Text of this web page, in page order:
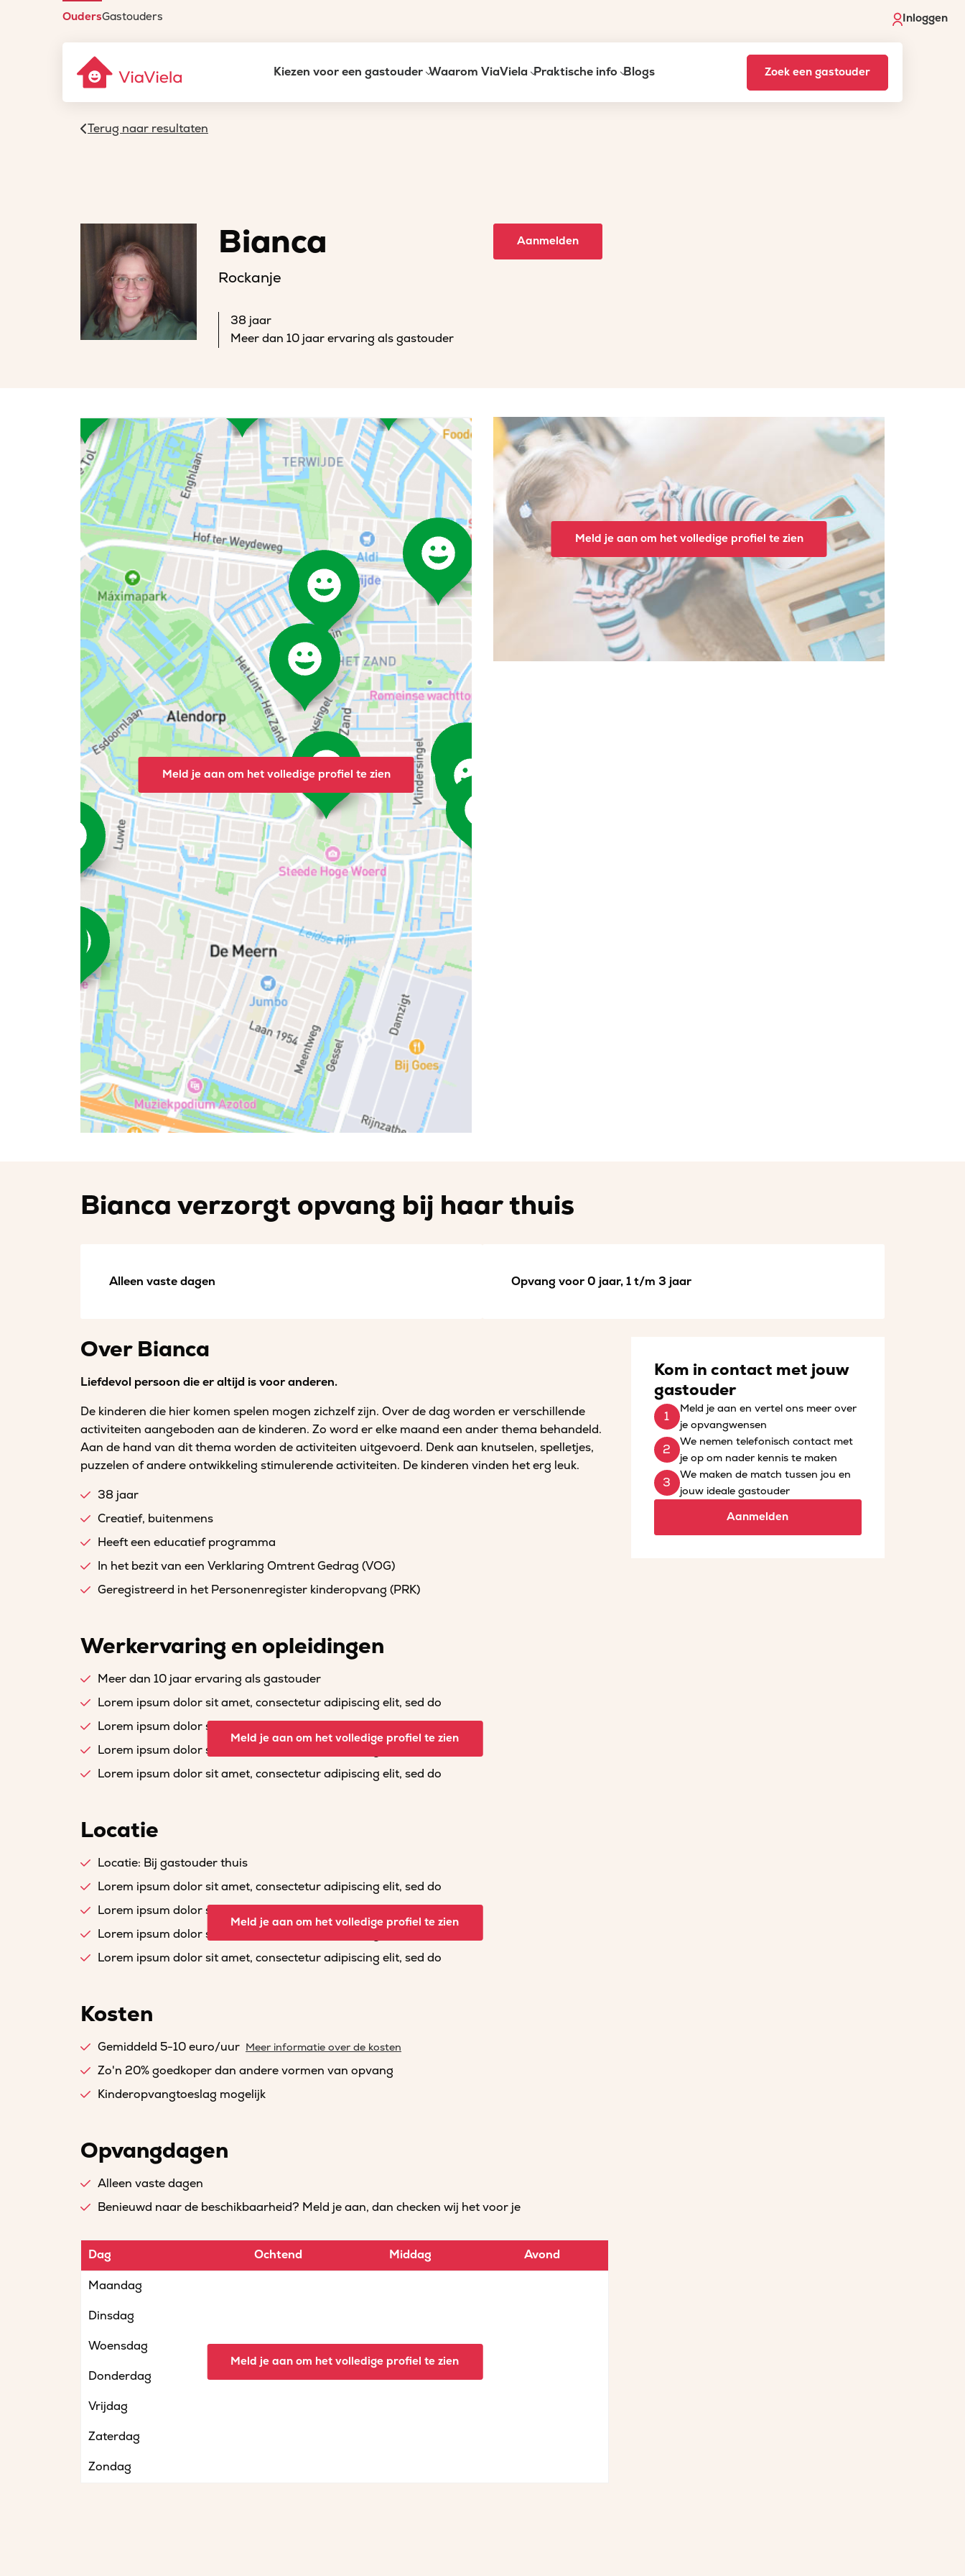
OudersGastouders Inloggen
Kiezen voor een gastouder Waarom ViaViela Praktische info Blogs Zoek een gastouder
Terug naar resultaten
Bianca
Rockanje
38 jaar
Meer dan 10 jaar ervaring als gastouder
Aanmelden
Meld je aan om het volledige profiel te zien
Meld je aan om het volledige profiel te zien
Bianca verzorgt opvang bij haar thuis
Alleen vaste dagen Opvang voor 0 jaar, 1 t/m 3 jaar
Over Bianca
Liefdevol persoon die er altijd is voor anderen.
De kinderen die hier komen spelen mogen zichzelf zijn. Over de dag worden er verschillende
activiteiten aangeboden aan de kinderen. Zo word er elke maand een ander thema behandeld.
Aan de hand van dit thema worden de activiteiten uitgevoerd. Denk aan knutselen, spelletjes,
puzzelen of andere ontwikkeling stimulerende activiteiten. De kinderen vinden het erg leuk.
38 jaar
Creatief, buitenmens
Heeft een educatief programma
In het bezit van een Verklaring Omtrent Gedrag (VOG)
Geregistreerd in het Personenregister kinderopvang (PRK)
Kom in contact met jouw
gastouder
Meld je aan en vertel ons meer over
je opvangwensen
We nemen telefonisch contact met
je op om nader kennis te maken
We maken de match tussen jou en
jouw ideale gastouder
Aanmelden
Werkervaring en opleidingen
Meer dan 10 jaar ervaring als gastouder
Lorem ipsum dolor sit amet, consectetur adipiscing elit, sed do
Lorem ipsum dolor sit amet, consectetur adipiscing elit, sed do
Lorem ipsum dolor sit amet, consectetur adipiscing elit, sed do
Lorem ipsum dolor sit amet, consectetur adipiscing elit, sed do
Meld je aan om het volledige profiel te zien
Locatie
Locatie: Bij gastouder thuis
Lorem ipsum dolor sit amet, consectetur adipiscing elit, sed do
Lorem ipsum dolor sit amet, consectetur adipiscing elit, sed do
Lorem ipsum dolor sit amet, consectetur adipiscing elit, sed do
Lorem ipsum dolor sit amet, consectetur adipiscing elit, sed do
Meld je aan om het volledige profiel te zien
Kosten
Gemiddeld 5-10 euro/uur Meer informatie over de kosten
Zo'n 20% goedkoper dan andere vormen van opvang
Kinderopvangtoeslag mogelijk
Opvangdagen
Alleen vaste dagen
Benieuwd naar de beschikbaarheid? Meld je aan, dan checken wij het voor je
Dag Ochtend Middag Avond
Maandag
Dinsdag
Woensdag
Donderdag
Vrijdag
Zaterdag
Zondag
Meld je aan om het volledige profiel te zien